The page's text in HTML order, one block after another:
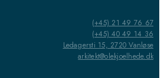
(+45) 21 49 76 67
(+45) 40 49 14 36
Ledagersti 15, 2720 Vanløse
arkitekt@olekjoelhede.dk